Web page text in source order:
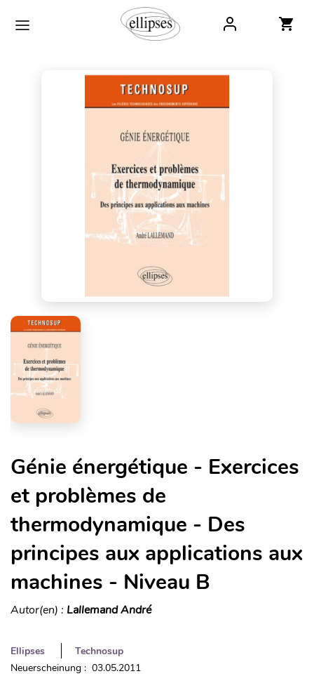
Génie énergétique - Exercices
et problèmes de
thermodynamique - Des
principes aux applications aux
machines - Niveau B
Autor(en) : Lallemand André
Ellipses
Technosup
Neuerscheinung : 03.05.2011